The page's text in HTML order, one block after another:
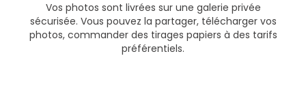
Vos photos sont livrées sur une galerie privée
sécurisée. Vous pouvez la partager, télécharger vos
photos, commander des tirages papiers à des tarifs
préférentiels.